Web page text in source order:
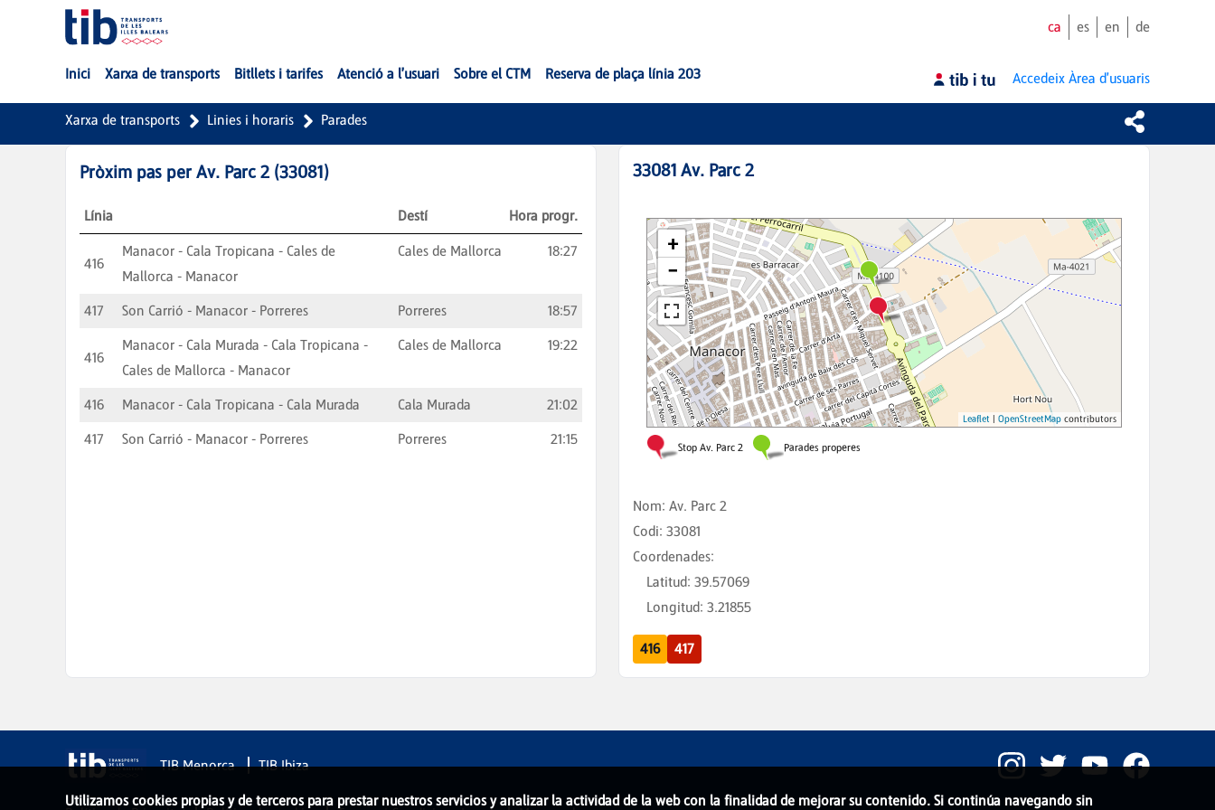
Salta al contingut principal
ca es en de
Inici Xarxa de transports Bitllets i tarifes Atenció a l'usuari Sobre el CTM Reserva de plaça línia 203 Accedeix Àrea d'usuaris
Xarxa de transports Linies i horaris Parades
Pròxim pas per Av. Parc 2 (33081)
Línia Destí Hora progr.
416
Manacor - Cala Tropicana - Cales de
Mallorca - Manacor
Cales de Mallorca 18:27
417 Son Carrió - Manacor - Porreres Porreres 18:57
416
Manacor - Cala Murada - Cala Tropicana -
Cales de Mallorca - Manacor
Cales de Mallorca 19:22
416 Manacor - Cala Tropicana - Cala Murada Cala Murada
21:02
417
Son Carrió - Manacor - Porreres Porreres 21:15
33081 Av. Parc 2
Nom: Av. Parc 2
Codi: 33081
Coordenades:
Latitud: 39.57069
Longitud: 3.21855
416 417
Utilizamos cookies propias y de terceros para prestar nuestros servicios y analizar la actividad de la web con la finalidad de mejorar su contenido. Si continúa navegando sin
TIB Menorca TIB Ibiza